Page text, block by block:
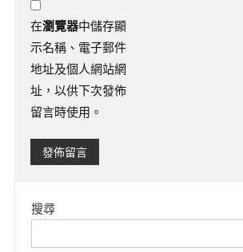
在瀏覽器中儲存顯
示名稱、電子郵件
地址及個人網站網
址，以供下次發佈
留言時使用。
搜尋